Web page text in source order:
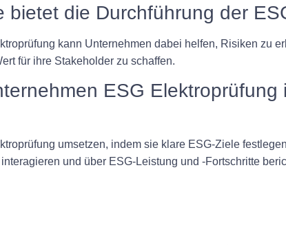
bietet die Durchführung der
kann Unternehmen dabei helfen, Risiken zu
für ihre Stakeholder zu schaffen.
ESG
umsetzen, indem sie klare ESG-Ziele
und über ESG-Leistung und -Fortschritte